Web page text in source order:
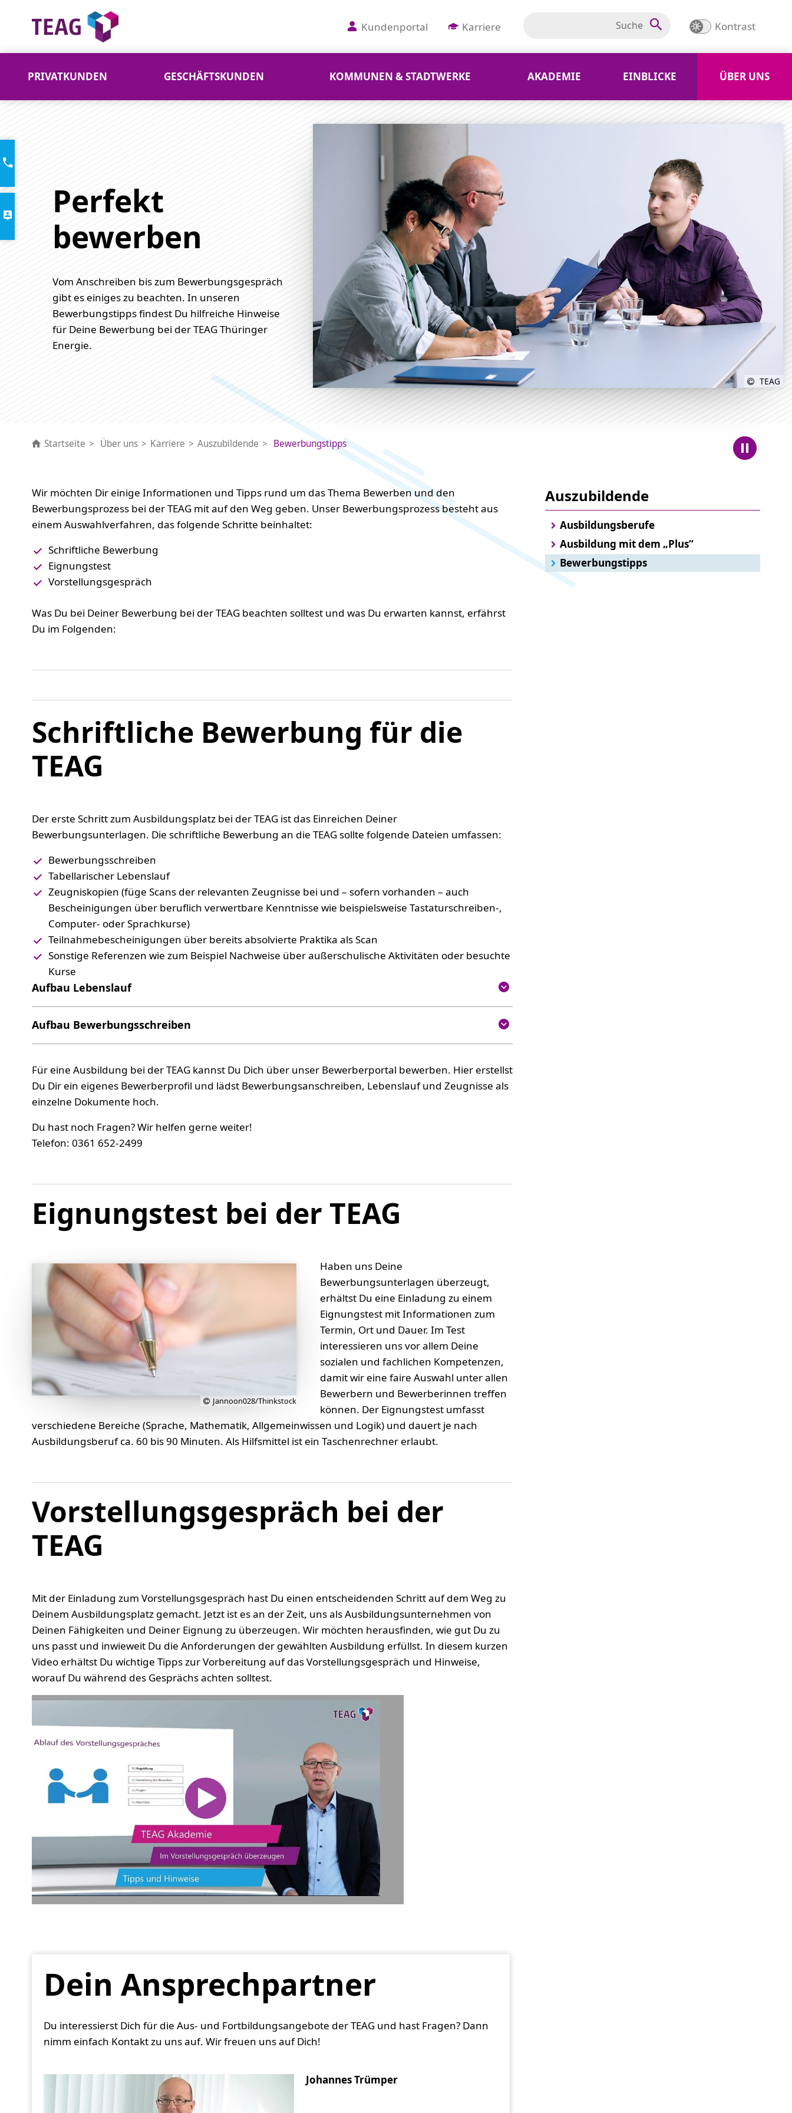
Kundenportal Karriere Kontrast
PRIVATKUNDEN GESCHÄFTSKUNDEN KOMMUNEN & STADTWERKE AKADEMIE EINBLICKE ÜBER UNS
Bewerbung schreiben für eine Ausbildung bei der TEAG
TEAG
Perfekt
bewerben
Vom Anschreiben bis zum Bewerbungsgespräch
gibt es einiges zu beachten. In unseren
Bewerbungstipps findest Du hilfreiche Hinweise
für Deine Bewerbung bei der TEAG Thüringer
Energie.
Startseite Über uns Karriere Auszubildende Bewerbungstipps
Wir möchten Dir einige Informationen und Tipps rund um das Thema Bewerben und den
Bewerbungsprozess bei der TEAG mit auf den Weg geben. Unser Bewerbungsprozess besteht aus
einem Auswahlverfahren, das folgende Schritte beinhaltet:
Schriftliche Bewerbung
Eignungstest
Vorstellungsgespräch
Was Du bei Deiner Bewerbung bei der TEAG beachten solltest und was Du erwarten kannst, erfährst
Du im Folgenden:
Auszubildende
Ausbildungsberufe
Ausbildung mit dem „Plus“
Bewerbungstipps
Schriftliche Bewerbung für die
TEAG
Der erste Schritt zum Ausbildungsplatz bei der TEAG ist das Einreichen Deiner
Bewerbungsunterlagen. Die schriftliche Bewerbung an die TEAG sollte folgende Dateien umfassen:
Bewerbungsschreiben
Tabellarischer Lebenslauf
Zeugniskopien (füge Scans der relevanten Zeugnisse bei und – sofern vorhanden – auch
Bescheinigungen über beruflich verwertbare Kenntnisse wie beispielsweise Tastaturschreiben-,
Computer- oder Sprachkurse)
Teilnahmebescheinigungen über bereits absolvierte Praktika als Scan
Sonstige Referenzen wie zum Beispiel Nachweise über außerschulische Aktivitäten oder besuchte
Kurse
Aufbau Lebenslauf
Aufbau Bewerbungsschreiben
Für eine Ausbildung bei der TEAG kannst Du Dich über unser Bewerberportal bewerben. Hier erstellst
Du Dir ein eigenes Bewerberprofil und lädst Bewerbungsanschreiben, Lebenslauf und Zeugnisse als
einzelne Dokumente hoch.
Du hast noch Fragen? Wir helfen gerne weiter!
Telefon: 0361 652-2499
Eignungstest bei der TEAG
Jannoon028/Thinkstock
Haben uns Deine
Bewerbungsunterlagen überzeugt,
erhältst Du eine Einladung zu einem
Eignungstest mit Informationen zum
Termin, Ort und Dauer. Im Test
interessieren uns vor allem Deine
sozialen und fachlichen Kompetenzen,
damit wir eine faire Auswahl unter allen
Bewerbern und Bewerberinnen treffen
können. Der Eignungstest umfasst
verschiedene Bereiche (Sprache, Mathematik, Allgemeinwissen und Logik) und dauert je nach
Ausbildungsberuf ca. 60 bis 90 Minuten. Als Hilfsmittel ist ein Taschenrechner erlaubt.
Vorstellungsgespräch bei der
TEAG
Mit der Einladung zum Vorstellungsgespräch hast Du einen entscheidenden Schritt auf dem Weg zu
Deinem Ausbildungsplatz gemacht. Jetzt ist es an der Zeit, uns als Ausbildungsunternehmen von
Deinen Fähigkeiten und Deiner Eignung zu überzeugen. Wir möchten herausfinden, wie gut Du zu
uns passt und inwieweit Du die Anforderungen der gewählten Ausbildung erfüllst. In diesem kurzen
Video erhältst Du wichtige Tipps zur Vorbereitung auf das Vorstellungsgespräch und Hinweise,
worauf Du während des Gesprächs achten solltest.
Dein Ansprechpartner
Du interessierst Dich für die Aus- und Fortbildungsangebote der TEAG und hast Fragen? Dann
nimm einfach Kontakt zu uns auf. Wir freuen uns auf Dich!
Johannes Trümper